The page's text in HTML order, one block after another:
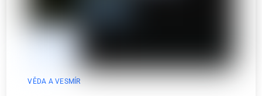
VĚDA A VESMÍR